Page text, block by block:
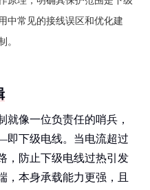
中常见的接线误区和优化建
。
就像一位负责任的哨兵，
下级电线。当电流超过
，防止下级电线过热引发
，本身承载能力更强，且